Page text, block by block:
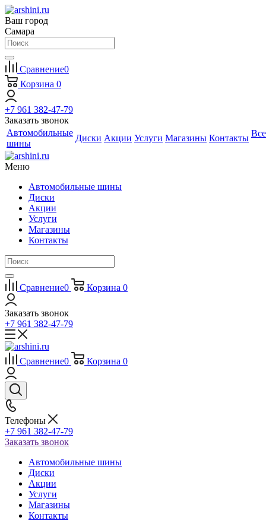
Ваш город
Самара
Сравнение0
Корзина 0
+7 961 382-47-79
Заказать звонок
Автомобильные
шины
Диски Акции Услуги Магазины Контакты Все
Меню
Автомобильные шины
Диски
Акции
Услуги
Магазины
Контакты
Сравнение0 Корзина 0
Заказать звонок
+7 961 382-47-79
Сравнение0 Корзина 0
Телефоны
+7 961 382-47-79
Заказать звонок
Автомобильные шины
Диски
Акции
Услуги
Магазины
Контакты